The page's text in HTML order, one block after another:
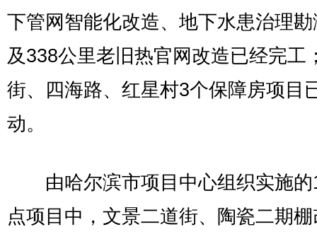
下管网智能化改造、地下水患治理
及338公里老旧热官网改造已经完工
街、四海路、红星村3个保障房项目
动。
由哈尔滨市项目中心组织实施的
点项目中，文景二道街、陶瓷二期